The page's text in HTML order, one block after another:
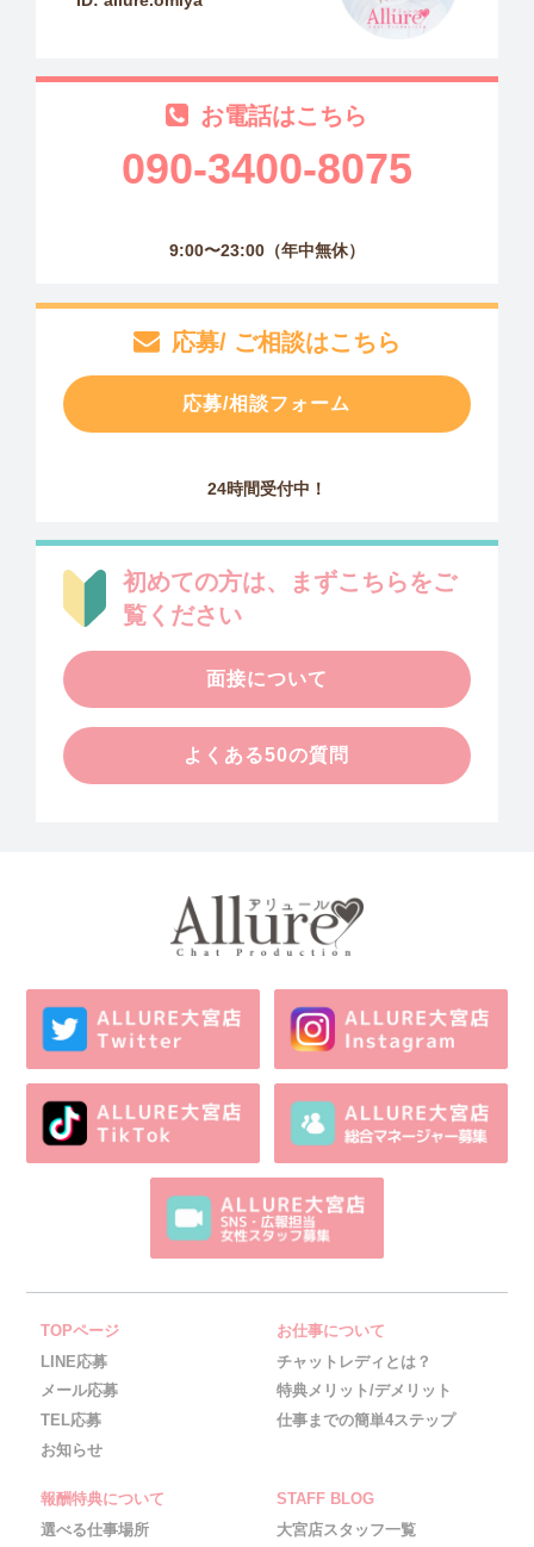
お電話はこちら
090-3400-8075
9:00〜23:00（年中無休）
応募/ ご相談はこちら
応募/相談フォーム
24時間受付中！
初めての方は、まずこちらをご
覧ください
面接について
よくある50の質問
TOPページ
LINE応募
メール応募
TEL応募
お知らせ
お仕事について
チャットレディとは？
特典メリット/デメリット
仕事までの簡単4ステップ
報酬特典について
選べる仕事場所
STAFF BLOG
大宮店スタッフ一覧